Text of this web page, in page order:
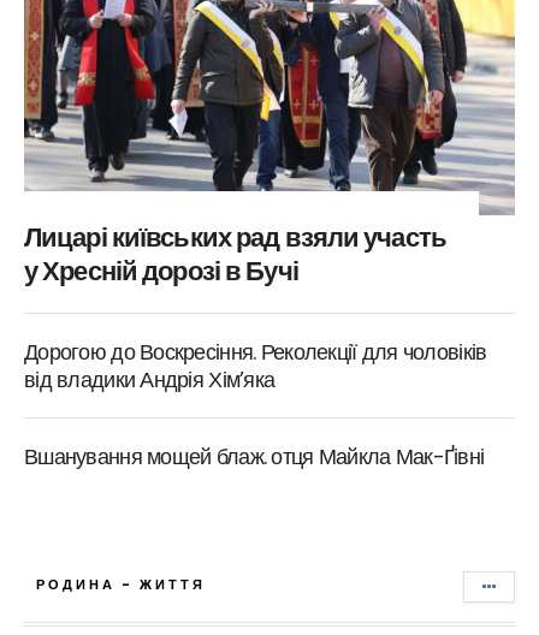
Лицарі київських рад взяли участь
у Хресній дорозі в Бучі
Дорогою до Воскресіння. Реколекції для чоловіків
від владики Андрія Хім’яка
Вшанування мощей блаж. отця Майкла Мак-Ґівні
РОДИНА - ЖИТТЯ